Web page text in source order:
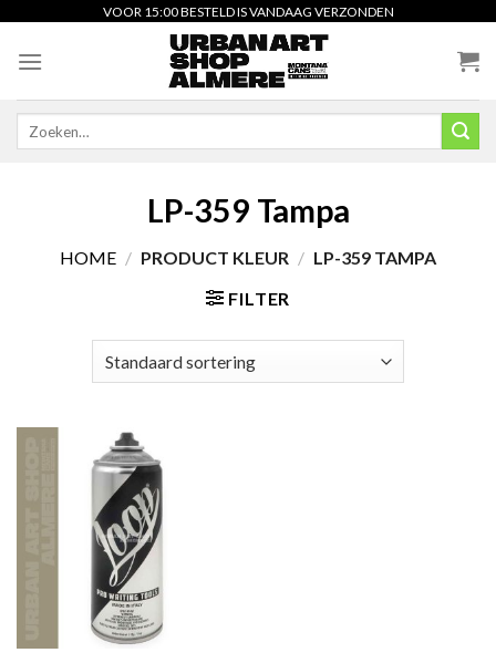
content
VOOR 15:00 BESTELD IS VANDAAG VERZONDEN
LP-359 Tampa
HOME / PRODUCT KLEUR / LP-359 TAMPA
FILTER